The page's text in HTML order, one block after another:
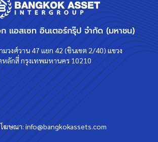
แอสเซท อินเตอร์กรุ๊ป จำกัด (มหาชน)
มวงศ์วาน 47 แยก 42 (ชินเขต 2/40) แขวง
หลักสี่ กรุงเทพมหานคร 10210
ฆษณา:info@bangkokassets.com